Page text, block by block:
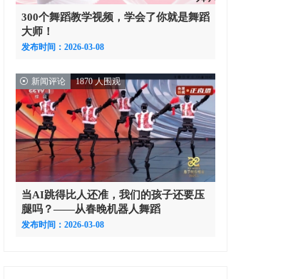
300个舞蹈教学视频，学会了你就是舞蹈
大师！
发布时间：2026-03-08
新闻评论 1870 人围观
当AI跳得比人还准，我们的孩子还要压
腿吗？——从春晚机器人舞蹈
发布时间：2026-03-08